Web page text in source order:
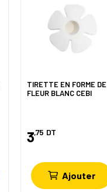
TIRETTE EN FORME DE
FLEUR BLANC CEBI
3,75 DT
Ajouter